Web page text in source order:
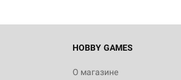
HOBBY GAMES
О магазине